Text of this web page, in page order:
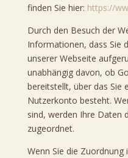
finden Sie hier: https://
Durch den Besuch der
Informationen, dass Sie
unserer Webseite
unabhängig davon, ob
bereitstellt, über das Sie
Nutzerkonto besteht.
sind, werden Ihre Daten
zugeordnet.
Wenn Sie die